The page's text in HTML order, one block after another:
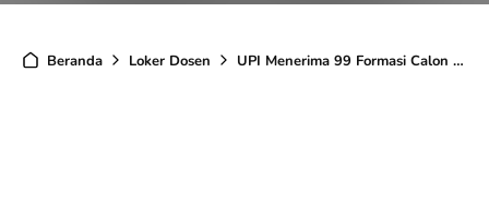
Beranda Loker Dosen UPI Menerima 99 Formasi Calon Dosen Tetap